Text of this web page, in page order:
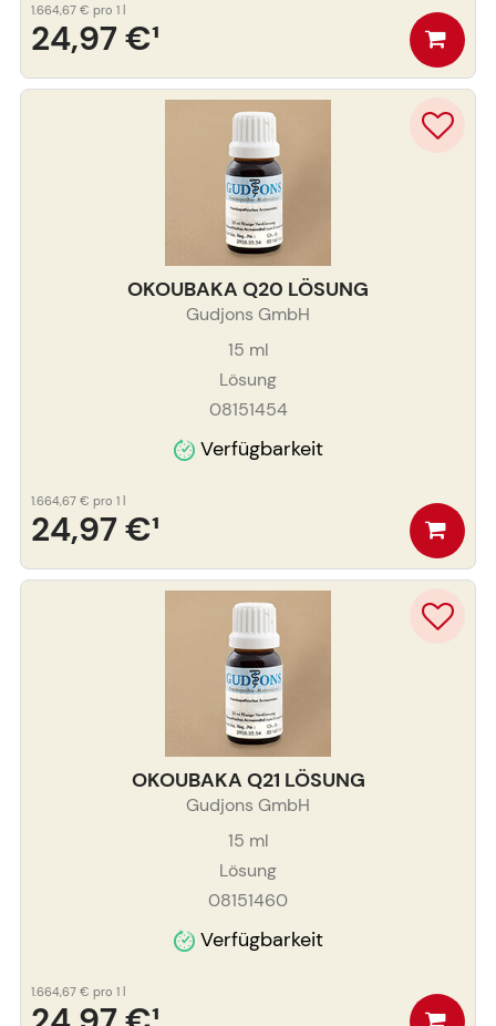
24,97 €¹
1.664,67 € pro 1 l
OKOUBAKA Q20 LÖSUNG
Gudjons GmbH
15 ml
Lösung
08151454
Verfügbarkeit
24,97 €¹
1.664,67 € pro 1 l
OKOUBAKA Q21 LÖSUNG
Gudjons GmbH
15 ml
Lösung
08151460
Verfügbarkeit
1.664,67 € pro 1 l